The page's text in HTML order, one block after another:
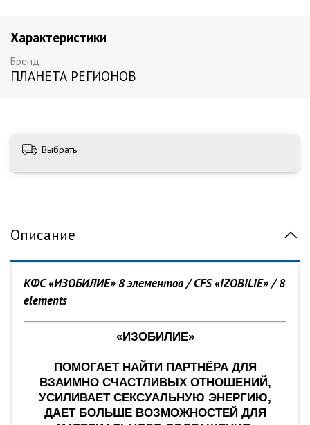
Характеристики
Бренд
ПЛАНЕТА РЕГИОНОВ
Выбрать
Описание
КФС «ИЗОБИЛИЕ» 8 элементов / CFS «IZOBILIE» / 8
elements
«ИЗОБИЛИЕ»
ПОМОГАЕТ НАЙТИ ПАРТНЁРА ДЛЯ
ВЗАИМНО СЧАСТЛИВЫХ ОТНОШЕНИЙ,
УСИЛИВАЕТ СЕКСУАЛЬНУЮ ЭНЕРГИЮ,
ДАЕТ БОЛЬШЕ ВОЗМОЖНОСТЕЙ ДЛЯ